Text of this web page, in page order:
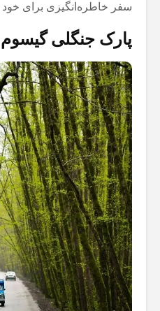
سفر خاطره‌انگیزی برای خود
پارک جنگلی گیسوم